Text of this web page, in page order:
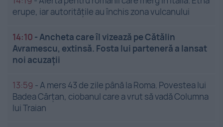
erupe, iar autoritățile au închis zona vulcanului
14:10 -Ancheta care îl vizează pe Cătălin
Avramescu, extinsă. Fosta lui parteneră a lansat
noi acuzații
13:59 -A mers 43 de zile până la Roma. Povestea lui
Badea Cârțan, ciobanul care a vrut să vadă Columna
lui Traian